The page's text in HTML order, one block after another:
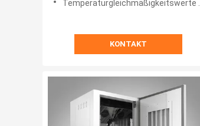
Temperaturgleichmäßigkeitswerte ℃:±1,5
KONTAKT